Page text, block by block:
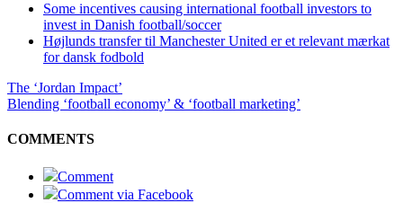
Some incentives causing international football investors to
invest in Danish football/soccer
Højlunds transfer til Manchester United er et relevant mærkat
for dansk fodbold
The ‘Jordan Impact’
Blending ‘football economy’ & ‘football marketing’
COMMENTS
Comment
Comment via Facebook